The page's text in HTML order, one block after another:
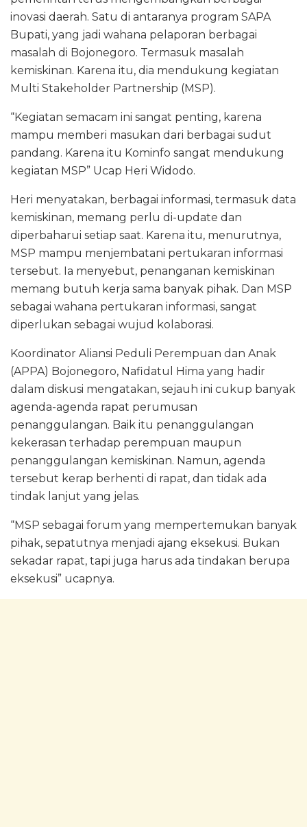
inovasi daerah. Satu di antaranya program SAPA
Bupati, yang jadi wahana pelaporan berbagai
masalah di Bojonegoro. Termasuk masalah
kemiskinan. Karena itu, dia mendukung kegiatan
Multi Stakeholder Partnership (MSP).
“Kegiatan semacam ini sangat penting, karena
mampu memberi masukan dari berbagai sudut
pandang. Karena itu Kominfo sangat mendukung
kegiatan MSP” Ucap Heri Widodo.
Heri menyatakan, berbagai informasi, termasuk data
kemiskinan, memang perlu di-update dan
diperbaharui setiap saat. Karena itu, menurutnya,
MSP mampu menjembatani pertukaran informasi
tersebut. Ia menyebut, penanganan kemiskinan
memang butuh kerja sama banyak pihak. Dan MSP
sebagai wahana pertukaran informasi, sangat
diperlukan sebagai wujud kolaborasi.
Koordinator Aliansi Peduli Perempuan dan Anak
(APPA) Bojonegoro, Nafidatul Hima yang hadir
dalam diskusi mengatakan, sejauh ini cukup banyak
agenda-agenda rapat perumusan
penanggulangan. Baik itu penanggulangan
kekerasan terhadap perempuan maupun
penanggulangan kemiskinan. Namun, agenda
tersebut kerap berhenti di rapat, dan tidak ada
tindak lanjut yang jelas.
“MSP sebagai forum yang mempertemukan banyak
pihak, sepatutnya menjadi ajang eksekusi. Bukan
sekadar rapat, tapi juga harus ada tindakan berupa
eksekusi” ucapnya.